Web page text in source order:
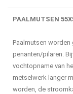
PAALMUTSEN
Paalmutsen
penanten/pilaren.
vochtopname van
metselwerk langer
worden, de